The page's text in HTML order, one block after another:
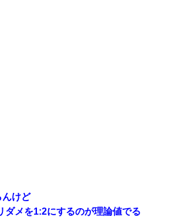
んけど
ダメを1:2にするのが理論値でる